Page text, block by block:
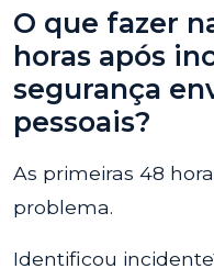
O que fazer
horas após
segurança
pessoais?
As primeiras 48
problema.
Identificou